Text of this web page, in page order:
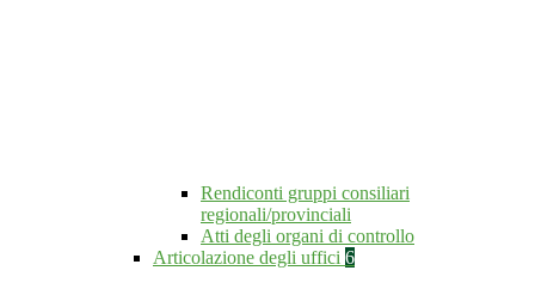
Rendiconti gruppi consiliari
regionali/provinciali
Atti degli organi di controllo
Articolazione degli uffici 6